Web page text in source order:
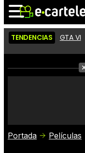
Noticias
Críticas
TENDENCIAS GTA VI
Portada Películas